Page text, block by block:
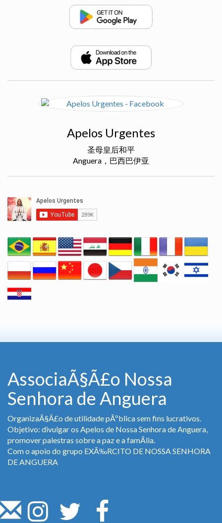
Apelos Urgentes
圣母皇后和平
Anguera，巴西巴伊亚
AssociaÃ§Ã£o Nossa
Senhora de Anguera
OrganizaÃ§Ã£o de utilidade pÃºblica sem fins lucrativos.
Objetivo: divulgar os Apelos de Nossa Senhora de Anguera,
promover palestras sobre a paz e a famÃ­lia.
Com o apoio do grupo EXÃ‰RCITO DE NOSSA SENHORA
DE ANGUERA